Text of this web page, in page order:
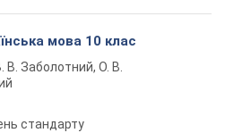
мова 10 клас
В. Заболотний, О. В.
стандарту